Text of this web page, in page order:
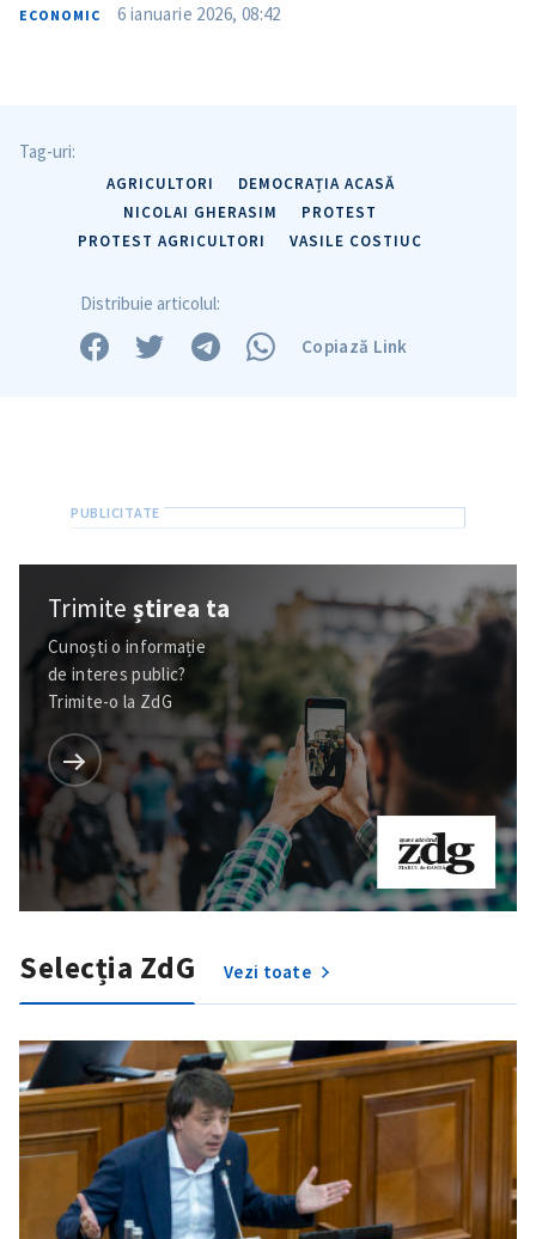
ECONOMIC 6 ianuarie 2026, 08:42
Tag-uri:
AGRICULTORI
DEMOCRAȚIA ACASĂ
NICOLAI GHERASIM
PROTEST
PROTEST AGRICULTORI
VASILE COSTIUC
Distribuie articolul:
Copiază Link
Trimiteștirea ta
Cunoști o informație
de interes public?
Trimite-o la ZdG
Selecția ZdG Vezi toate
ȘTIREA MEA
Titlu știre
+ Adaugă titlu
Fotografie
Link media+ Link media
Mesajul știrei
+ Mesajul știrei